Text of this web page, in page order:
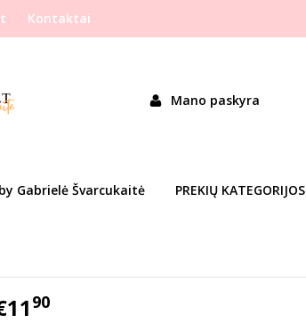
Kontaktai
Mano paskyra
Gabrielė Švarcukaitė PREKIŲ KATEGORIJOS
eskizui
90